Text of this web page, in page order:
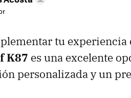
tu experiencia
K87 es una excelente
personalizada y un